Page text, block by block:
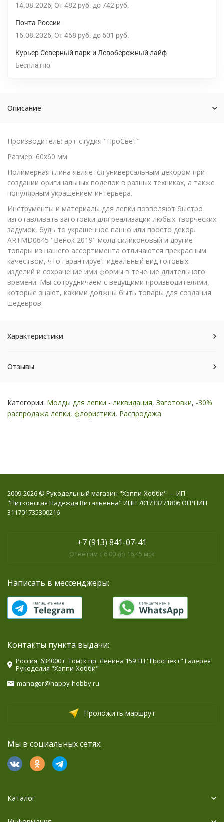
14.08.2026 От 482 руб. до 742 руб.
Почта России
16.08.2026 От 468 руб. до 601 руб.
Курьер Северный парк и Левобережный лайф
Бесплатно
Описание
Производитель: арт-студия "ПроСвет"
Размер: 60х60 мм
Полимерная глина является универсальным декором при
создании оригинальных поделок в разных техниках, а также
популярным украшением интерьера.
Инструменты и материалы для лепки позволяют быстро
изготавливать заготовки для реализации любых творческих
задумок, будь то украшенное панно или просто декор.
ARTMD0645 "Венок 2019" молд силиконовый и другие
товары из нашего ассортимента отличаются прекрасным
качеством, что гарантирует идеальный вид готовых
изделий и сохранение ими формы в течение длительного
времени. Мы сотрудничаем с ведущими производителями,
которые знают, какими должны быть товары для создания
шедевров.
Характеристики
Отзывы
Категории: Молды для лепки - ликвидация, Заготовки, -30%
распродажа лепки, флористики, Распродажа
2009-2026 © Рукодельный магазин "Хэппи-Хобби" — ИП
"Питковская Надежда Витальевна" ИНН 701733271806 ОГРНИП
311701735300216
+7 (913) 841-07-41
Ответим с 6.00 до 16.45 мск
Написать в мессенджеры:
Контакты пункта выдачи:
Россия, 634000 г. Томск пр. Ленина 159 ТЦ "Проспект" Галерея
Рукоделия "Хэппи-Хобби"
manager@happy-hobby.ru
Проложить маршрут
Мы в социальных сетях:
Каталог